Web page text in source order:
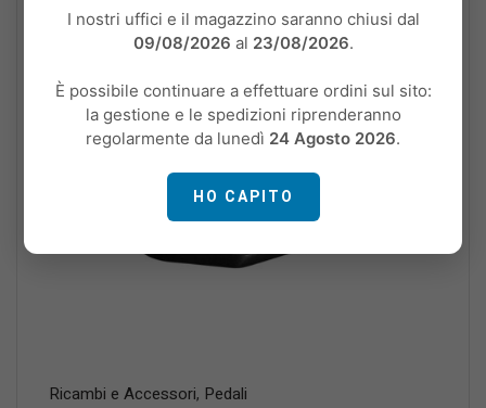
Ricambi e Accessori, Pedali
I nostri uffici e il magazzino saranno chiusi dal
09/08/2026 al 23/08/2026.
È possibile continuare a effettuare ordini sul sito:
la gestione e le spedizioni riprenderanno
regolarmente da lunedì 24 Agosto 2026.
HO CAPITO